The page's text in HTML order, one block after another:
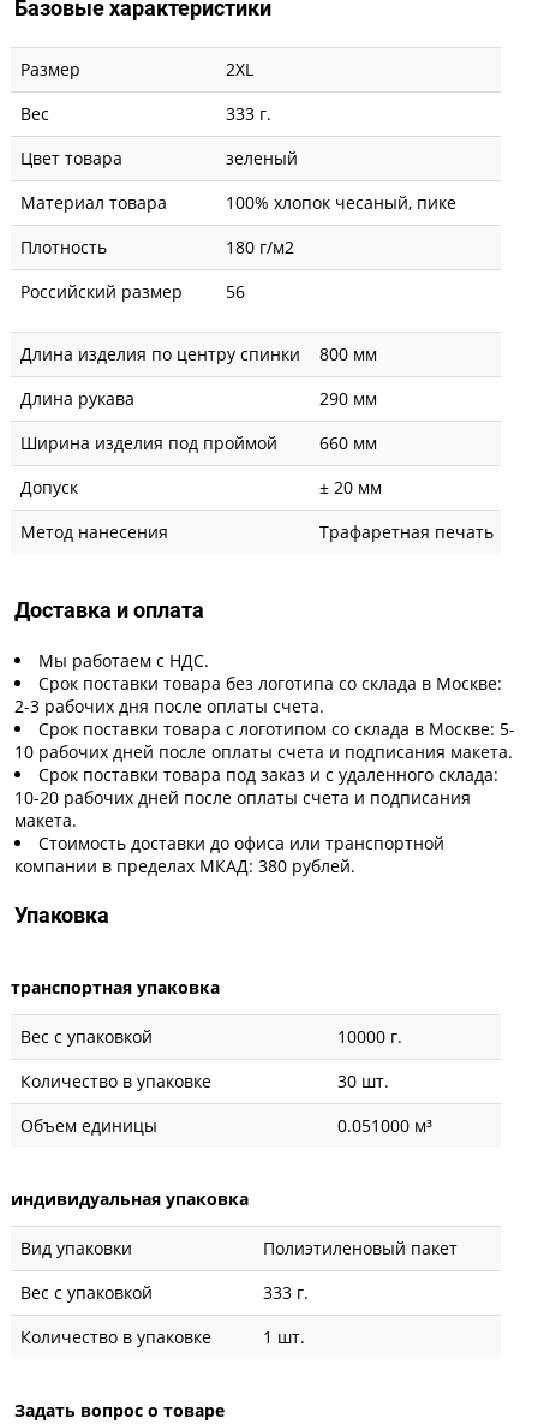
Базовые характеристики
Размер
2XL
Вес
333 г.
Цвет товара
зеленый
Материал товара
100% хлопок чесаный, пике
Плотность
180 г/м2
Российский размер
56
Длина изделия по центру спинки
800 мм
Длина рукава
290 мм
Ширина изделия под проймой
660 мм
Допуск
± 20 мм
Метод нанесения
Трафаретная печать
Доставка и оплата
Мы работаем с НДС.
Срок поставки товара без логотипа со склада в Москве:
2-3 рабочих дня после оплаты счета.
Срок поставки товара с логотипом со склада в Москве: 5-
10 рабочих дней после оплаты счета и подписания макета.
Срок поставки товара под заказ и с удаленного склада:
10-20 рабочих дней после оплаты счета и подписания
макета.
Стоимость доставки до офиса или транспортной
компании в пределах МКАД: 380 рублей.
Упаковка
транспортная упаковка
Вес с упаковкой
10000 г.
Количество в упаковке
30 шт.
Объем единицы
0.051000 м³
индивидуальная упаковка
Вид упаковки
Полиэтиленовый пакет
Вес с упаковкой
333 г.
Количество в упаковке
1 шт.
Задать вопрос о товаре